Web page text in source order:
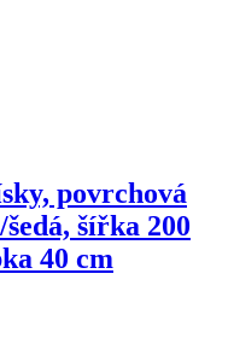
povrchová
šířka 200
40 cm